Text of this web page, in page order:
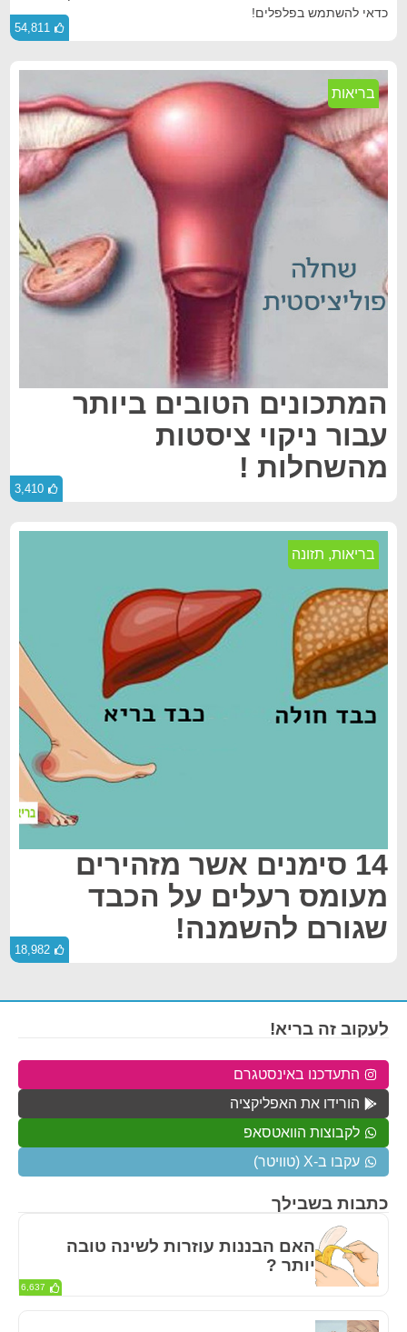
כדאי להשתמש בפלפלים!
54,811
בריאות
המתכונים הטובים ביותר
עבור ניקוי ציסטות
מהשחלות !
3,410
בריאות, תזונה
14 סימנים אשר מזהירים
מעומס רעלים על הכבד
שגורם להשמנה!
18,982
כתבות בשבילך
האם הבננות עוזרות לשינה טובה
יותר ?
6,637
לעקוב זה בריא!
התעדכנו באינסטגרם
הורידו את האפליקציה
לקבוצות הוואטסאפ
עקבו ב-X (טוויטר)